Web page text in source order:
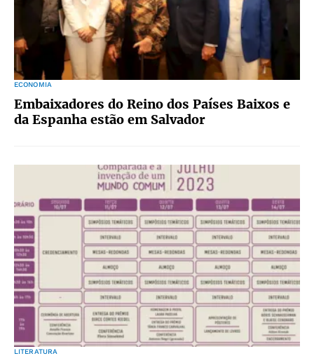
ECONOMIA
Embaixadores do Reino dos Países Baixos e
da Espanha estão em Salvador
LITERATURA